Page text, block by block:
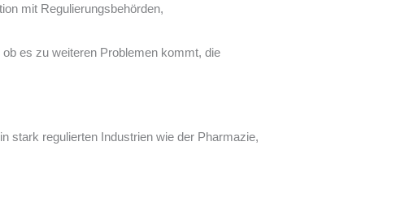
mit Regulierungsbehörden,
es zu weiteren Problemen kommt, die
stark regulierten Industrien wie der Pharmazie,